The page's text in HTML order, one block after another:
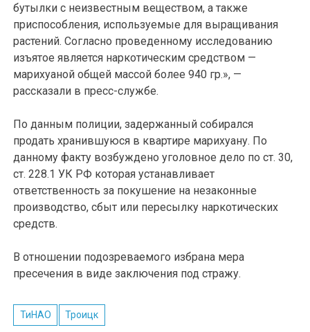
бутылки с неизвестным веществом, а также
приспособления, используемые для выращивания
растений. Согласно проведенному исследованию
изъятое является наркотическим средством —
марихуаной общей массой более 940 гр.», —
рассказали в пресс-службе.
По данным полиции, задержанный собирался
продать хранившуюся в квартире марихуану. По
данному факту возбуждено уголовное дело по ст. 30,
ст. 228.1 УК РФ которая устанавливает
ответственность за покушение на незаконные
производство, сбыт или пересылку наркотических
средств.
В отношении подозреваемого избрана мера
пресечения в виде заключения под стражу.
ТиНАО Троицк